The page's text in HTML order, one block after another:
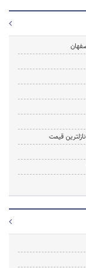
قیمت